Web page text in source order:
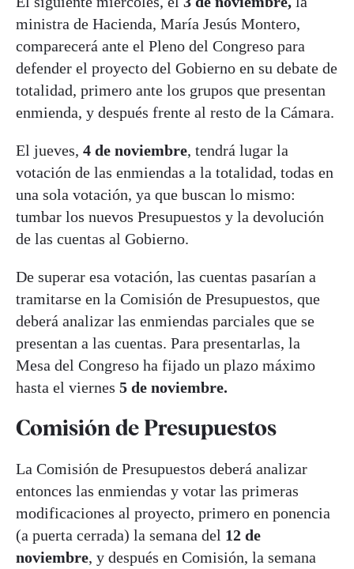
ministra de Hacienda, María Jesús Montero,
comparecerá ante el Pleno del Congreso para
defender el proyecto del Gobierno en su debate de
totalidad, primero ante los grupos que presentan
enmienda, y después frente al resto de la Cámara.
El jueves, 4 de noviembre, tendrá lugar la
votación de las enmiendas a la totalidad, todas en
una sola votación, ya que buscan lo mismo:
tumbar los nuevos Presupuestos y la devolución
de las cuentas al Gobierno.
De superar esa votación, las cuentas pasarían a
tramitarse en la Comisión de Presupuestos, que
deberá analizar las enmiendas parciales que se
presentan a las cuentas. Para presentarlas, la
Mesa del Congreso ha fijado un plazo máximo
hasta el viernes 5 de noviembre.
Comisión de Presupuestos
La Comisión de Presupuestos deberá analizar
entonces las enmiendas y votar las primeras
modificaciones al proyecto, primero en ponencia
(a puerta cerrada) la semana del 12 de
noviembre, y después en Comisión, la semana